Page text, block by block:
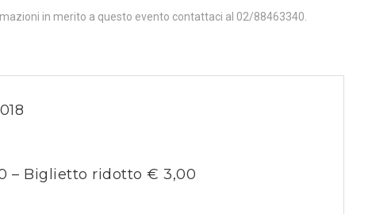
in merito a questo evento contattaci al 02/88463340.
– Biglietto ridotto € 3,00